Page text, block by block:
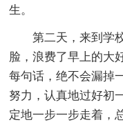
生。
第二天，来到学校
脸，浪费了早上的大
每句话，绝不会漏掉
努力，认真地过好初
定地一步一步走着，